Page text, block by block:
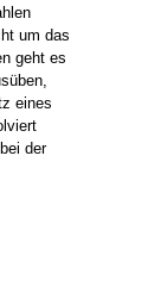
um das
geht es
eines
der